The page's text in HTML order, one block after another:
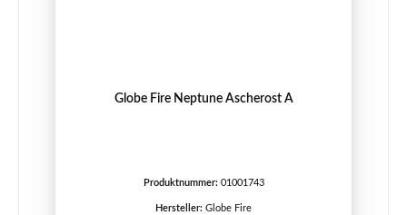
Globe Fire Neptune Ascherost A
Produktnummer: 01001743
Hersteller: Globe Fire